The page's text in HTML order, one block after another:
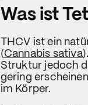
Was ist
THCV ist ein
(Cannabis sativa
Struktur jedoch
gering
im Körper.